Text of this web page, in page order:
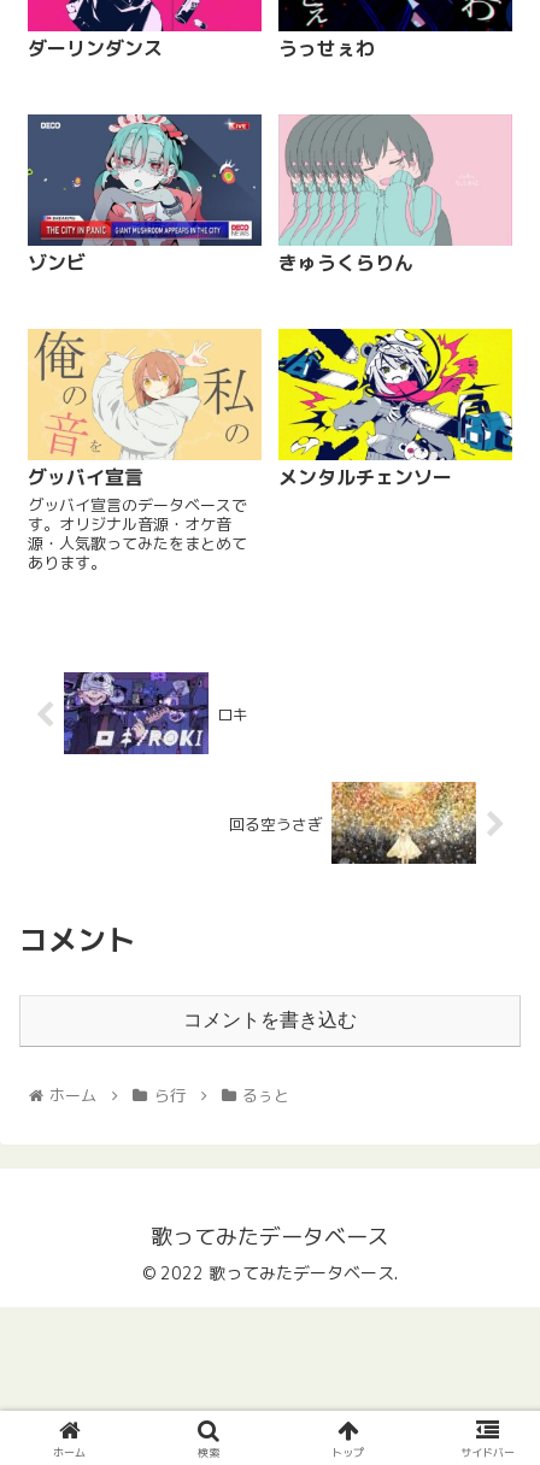
ダーリンダンス うっせぇわ
ゾンビ きゅうくらりん
グッバイ宣言
グッバイ宣言のデータベースで
す。オリジナル音源・オケ音
源・人気歌ってみたをまとめて
あります。
メンタルチェンソー
ロキ
回る空うさぎ
コメント
コメントを書き込む
ホーム ら行 るぅと
歌ってみたデータベース
© 2022 歌ってみたデータベース.
ホーム 検索 トップ サイドバー